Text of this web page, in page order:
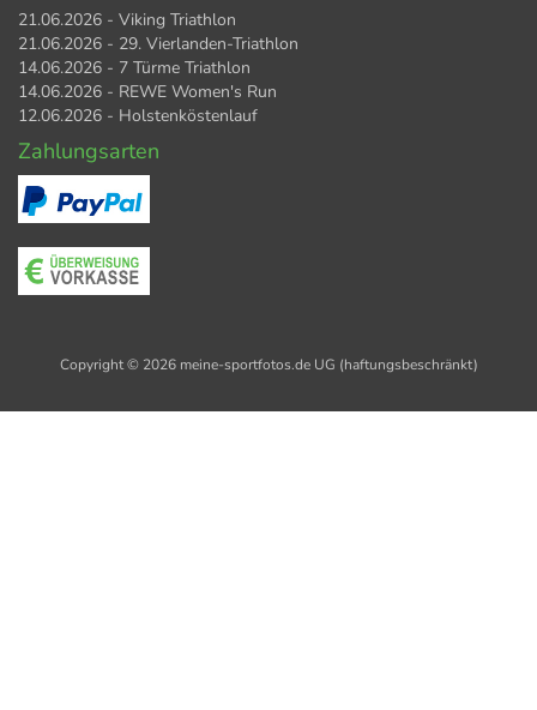
21.06.2026 - Viking Triathlon
21.06.2026 - 29. Vierlanden-Triathlon
14.06.2026 - 7 Türme Triathlon
14.06.2026 - REWE Women's Run
12.06.2026 - Holstenköstenlauf
Zahlungsarten
Copyright © 2026 meine-sportfotos.de UG (haftungsbeschränkt)